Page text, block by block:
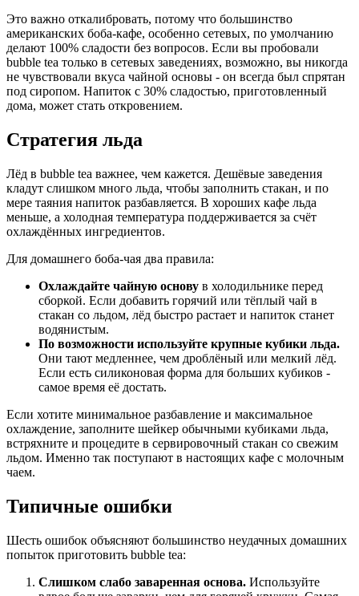
Это важно откалибровать, потому что большинство
американских боба-кафе, особенно сетевых, по умолчанию
делают 100% сладости без вопросов. Если вы пробовали
bubble tea только в сетевых заведениях, возможно, вы никогда
не чувствовали вкуса чайной основы - он всегда был спрятан
под сиропом. Напиток с 30% сладостью, приготовленный
дома, может стать откровением.
Стратегия льда
Лёд в bubble tea важнее, чем кажется. Дешёвые заведения
кладут слишком много льда, чтобы заполнить стакан, и по
мере таяния напиток разбавляется. В хороших кафе льда
меньше, а холодная температура поддерживается за счёт
охлаждённых ингредиентов.
Для домашнего боба-чая два правила:
Охлаждайте чайную основу в холодильнике перед
сборкой. Если добавить горячий или тёплый чай в
стакан со льдом, лёд быстро растает и напиток станет
водянистым.
По возможности используйте крупные кубики льда.
Они тают медленнее, чем дроблёный или мелкий лёд.
Если есть силиконовая форма для больших кубиков -
самое время её достать.
Если хотите минимальное разбавление и максимальное
охлаждение, заполните шейкер обычными кубиками льда,
встряхните и процедите в сервировочный стакан со свежим
льдом. Именно так поступают в настоящих кафе с молочным
чаем.
Типичные ошибки
Шесть ошибок объясняют большинство неудачных домашних
попыток приготовить bubble tea:
Слишком слабо заваренная основа. Используйте